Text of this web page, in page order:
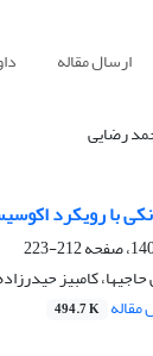
ارسال مقاله
رضایی
با رویکرد
212-223
کامبیز
494.7 K